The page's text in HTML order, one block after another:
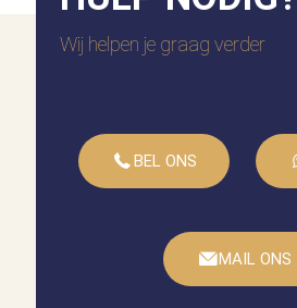
Wij helpen je graag verder
BEL ONS
MAIL ONS